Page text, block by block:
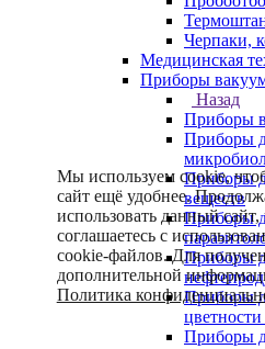
Черпаки,
Медицинская
Приборы
Назад
Приборы
Приборы
Приборы
веществ
Приборы
Приборы
Приборы
Приборы
Мы используем cookie,
сайт ещё удобнее.
использовать данный
соглашаетесь с
cookie-файлов. Для
дополнительной
Политика